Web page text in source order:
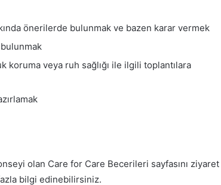
önerilerde bulunmak ve bazen karar vermek
koruma veya ruh sağlığı ile ilgili toplantılara
olan Care for Care Becerileri sayfasını ziyaret
bilgi edinebilirsiniz.